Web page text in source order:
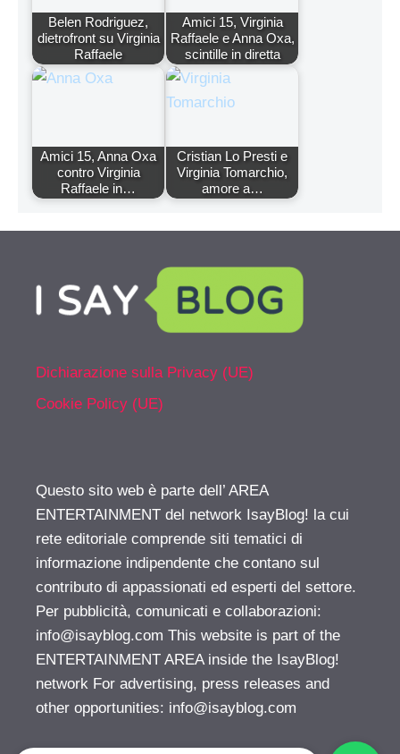
Belen Rodriguez,
dietrofront su Virginia
Raffaele
Amici 15, Virginia
Raffaele e Anna Oxa,
scintille in diretta
Amici 15, Anna Oxa
contro Virginia
Raffaele in…
Cristian Lo Presti e
Virginia Tomarchio,
amore a…
Dichiarazione sulla Privacy (UE)
Cookie Policy (UE)
Questo sito web è parte dell’ AREA
ENTERTAINMENT del network IsayBlog! la cui
rete editoriale comprende siti tematici di
informazione indipendente che contano sul
contributo di appassionati ed esperti del settore.
Per pubblicità, comunicati e collaborazioni:
info@isayblog.com This website is part of the
ENTERTAINMENT AREA inside the IsayBlog!
network For advertising, press releases and
other opportunities: info@isayblog.com